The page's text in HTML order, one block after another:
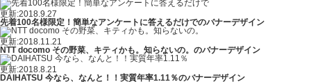
更新:2018.9.27
先着100名様限定！簡単なアンケートに答えるだけでのバナーデザイン
更新:2018.11.21
NTT docomo その野菜、キティかも。知らないの。のバナーデザイン
更新:2018.8.21
DAIHATSU 今なら、なんと！！実質年率1.11％のバナーデザイン